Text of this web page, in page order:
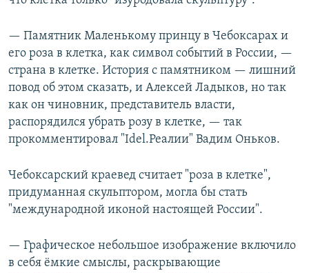
— Памятник Маленькому принцу в Чебоксарах и
его роза в клетка, как символ событий в России, —
страна в клетке. История с памятником — лишний
повод об этом сказать, и Алексей Ладыков, но так
как он чиновник, представитель власти,
распорядился убрать розу в клетке, — так
прокомментировал "Idel.Реалии" Вадим Оньков.
Чебоксарский краевед считает "роза в клетке",
придуманная скульптором, могла бы стать
"международной иконой настоящей России".
— Графическое небольшое изображение включило
в себя ёмкие смыслы, раскрывающие